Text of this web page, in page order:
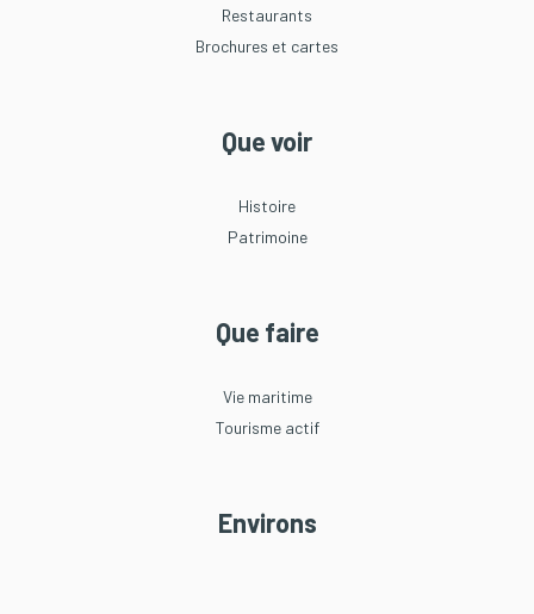
Restaurants
Brochures et cartes
Que voir
Histoire
Patrimoine
Que faire
Vie maritime
Tourisme actif
Environs